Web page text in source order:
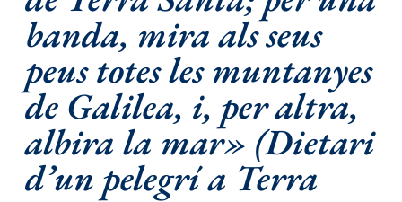
banda, mira als seus
peus totes les muntanyes
de Galilea, i, per altra,
albira la mar» (Dietari
d’un pelegrí a Terra